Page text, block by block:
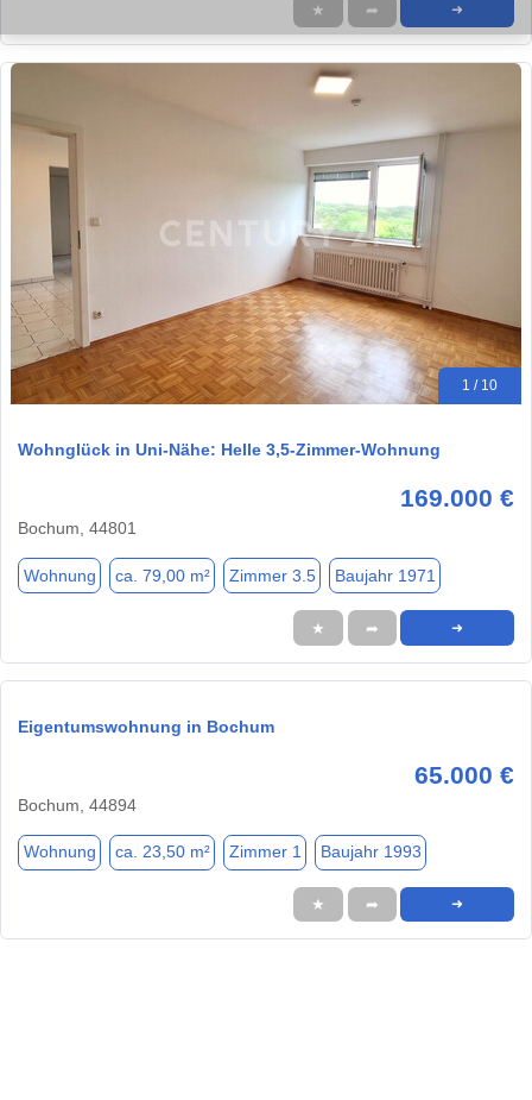
★ ➦ ➜
1 / 10
Wohnglück in Uni-Nähe: Helle 3,5-Zimmer-Wohnung
169.000 €
Bochum, 44801
Wohnung ca. 79,00 m² Zimmer 3.5 Baujahr 1971
★ ➦ ➜
Eigentumswohnung in Bochum
65.000 €
Bochum, 44894
Wohnung ca. 23,50 m² Zimmer 1 Baujahr 1993
★ ➦ ➜